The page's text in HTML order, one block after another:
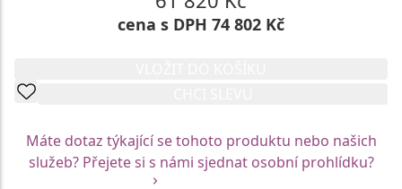
cena s DPH 74 802 Kč
Máte dotaz týkající se tohoto produktu nebo našich
služeb? Přejete si s námi sjednat osobní prohlídku?